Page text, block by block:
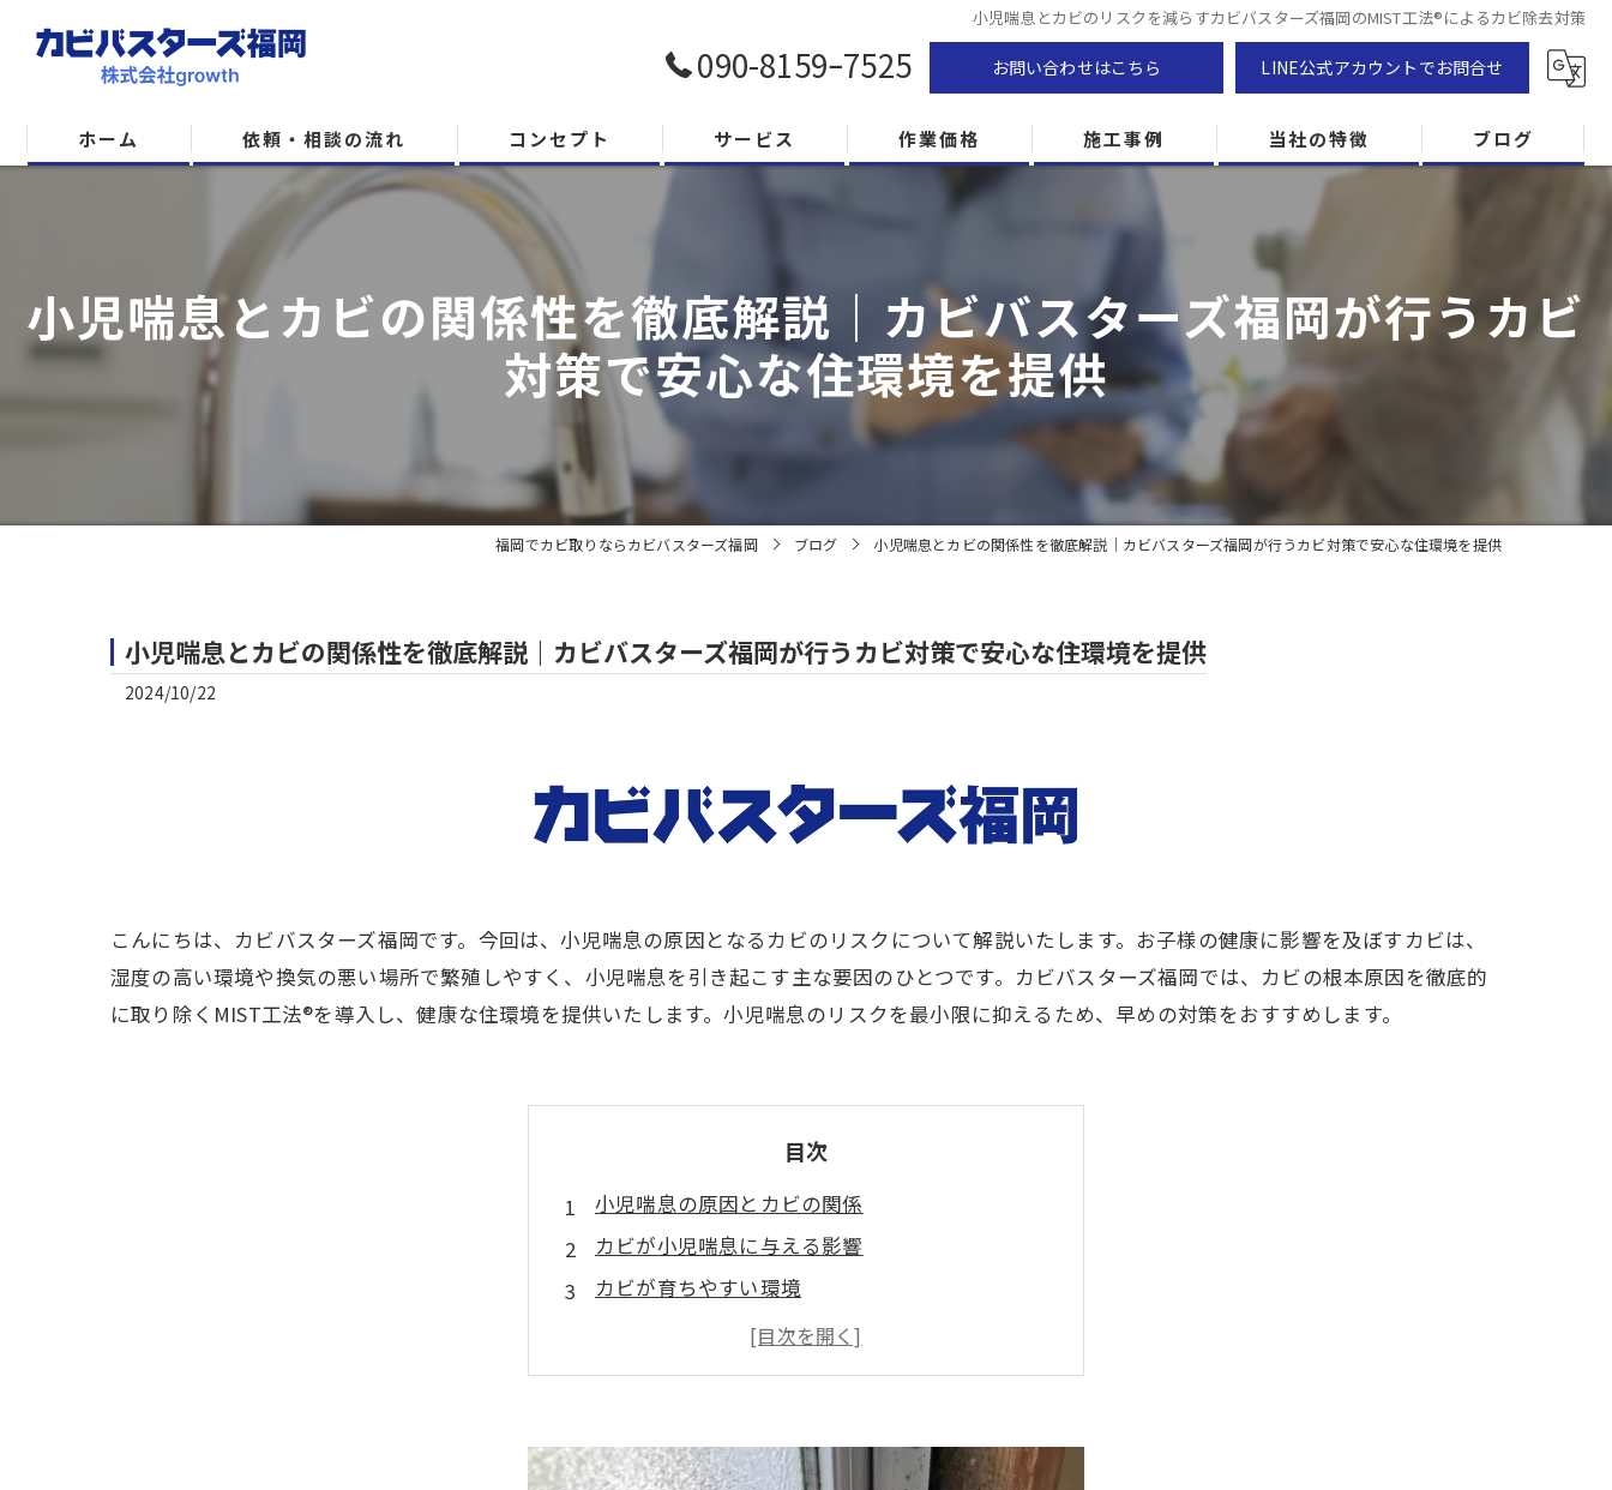
小児喘息とカビのリスクを減らすカビバスターズ福岡のMIST工法®によるカビ除去対策
090-8159ｰ7525 お問い合わせはこちら LINE公式アカウントでお問合せ
ホーム 依頼・相談の流れ コンセプト サービス 作業価格 施工事例 当社の特徴
防カビ
カビ専門
ZEH住宅
カビ検査
ブログ
小児喘息とカビの関係性を徹底解説｜カビバスターズ福岡が行うカビ
対策で安心な住環境を提供
福岡でカビ取りならカビバスターズ福岡 ブログ 小児喘息とカビの関係性を徹底解説｜カビバスターズ福岡が行うカビ対策で安心な住環境を提供
小児喘息とカビの関係性を徹底解説｜カビバスターズ福岡が行うカビ対策で安心な住環境を提供
2024/10/22
こんにちは、カビバスターズ福岡です。今回は、小児喘息の原因となるカビのリスクについて解説いたします。お子様の健康に影響を及ぼすカビは、
湿度の高い環境や換気の悪い場所で繁殖しやすく、小児喘息を引き起こす主な要因のひとつです。カビバスターズ福岡では、カビの根本原因を徹底的
に取り除くMIST工法®を導入し、健康な住環境を提供いたします。小児喘息のリスクを最小限に抑えるため、早めの対策をおすすめします。
目次
小児喘息の原因とカビの関係
カビが小児喘息に与える影響
カビが育ちやすい環境
カビが原因となる健康被害
カビによる小児喘息の予防策
まとめ